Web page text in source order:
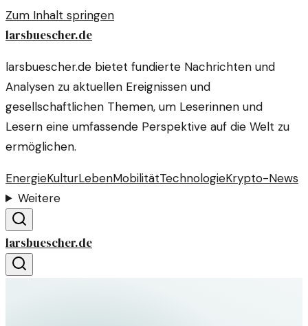
Zum Inhalt springen
larsbuescher.de
larsbuescher.de bietet fundierte Nachrichten und
Analysen zu aktuellen Ereignissen und
gesellschaftlichen Themen, um Leserinnen und
Lesern eine umfassende Perspektive auf die Welt zu
ermöglichen.
EnergieKulturLebenMobilitätTechnologieKrypto-News
Weitere
larsbuescher.de